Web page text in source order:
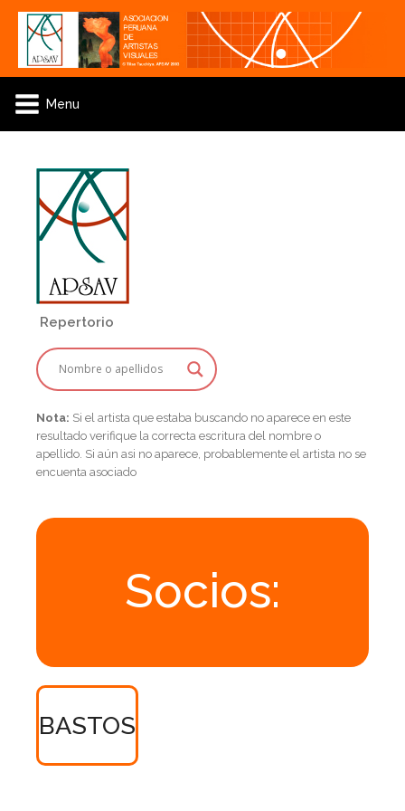
Menu
Repertorio
Nota: Si el artista que estaba buscando no aparece en este
resultado verifique la correcta escritura del nombre o
apellido. Si aún asi no aparece, probablemente el artista no se
encuenta asociado
Socios:
BASTOS